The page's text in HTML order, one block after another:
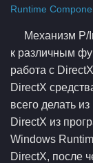
Runtime
Механизм Р/
к различным
работа с
DirectX
всего делать
DirectX из
Windows
DirectX, после